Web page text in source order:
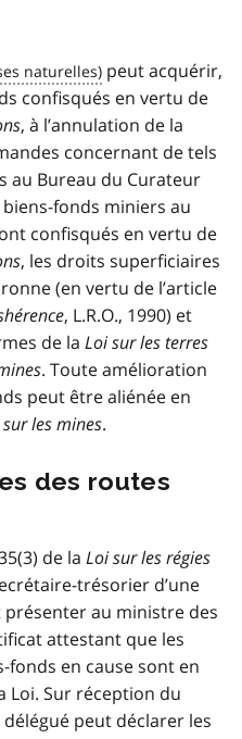
peut acquérir,
confisqués en vertu de
, à l’annulation de la
concernant de tels
au Bureau du Curateur
fonds miniers au
confisqués en vertu de
, les droits superficiaires
(en vertu de l’article
, L.R.O., 1990) et
de la Loi sur les terres
. Toute amélioration
peut être aliénée en
les mines.
des routes
de la Loi sur les régies
trésorier d’une
au ministre des
attestant que les
fonds en cause sont en
Loi. Sur réception du
peut déclarer les